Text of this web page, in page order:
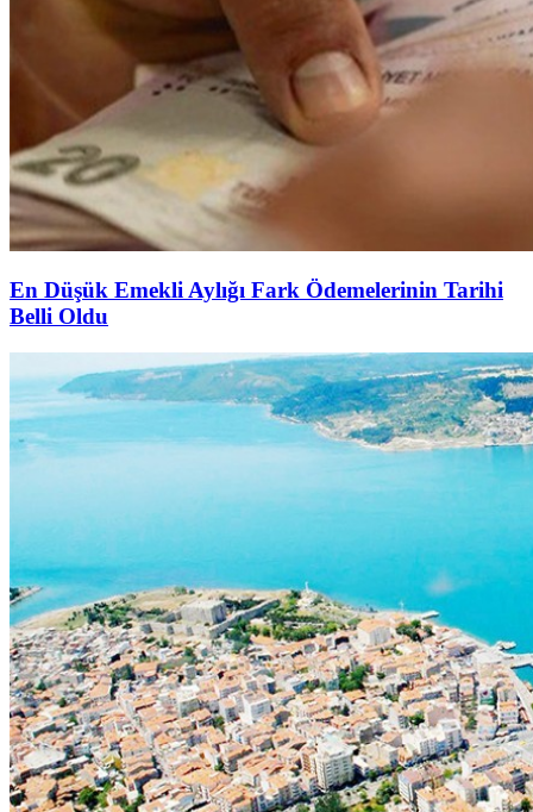
En Düşük Emekli Aylığı Fark Ödemelerinin Tarihi
Belli Oldu